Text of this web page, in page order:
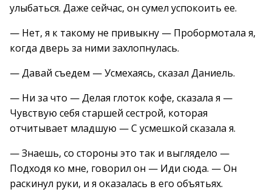
улыбаться. Даже сейчас, он сумел успокоить ее.
— Нет, я к такому не привыкну — Пробормотала я,
когда дверь за ними захлопнулась.
— Давай съедем — Усмехаясь, сказал Даниель.
— Ни за что — Делая глоток кофе, сказала я —
Чувствую себя старшей сестрой, которая
отчитывает младшую — С усмешкой сказала я.
— Знаешь, со стороны это так и выглядело —
Подходя ко мне, говорил он — Иди сюда. — Он
раскинул руки, и я оказалась в его объятьях.